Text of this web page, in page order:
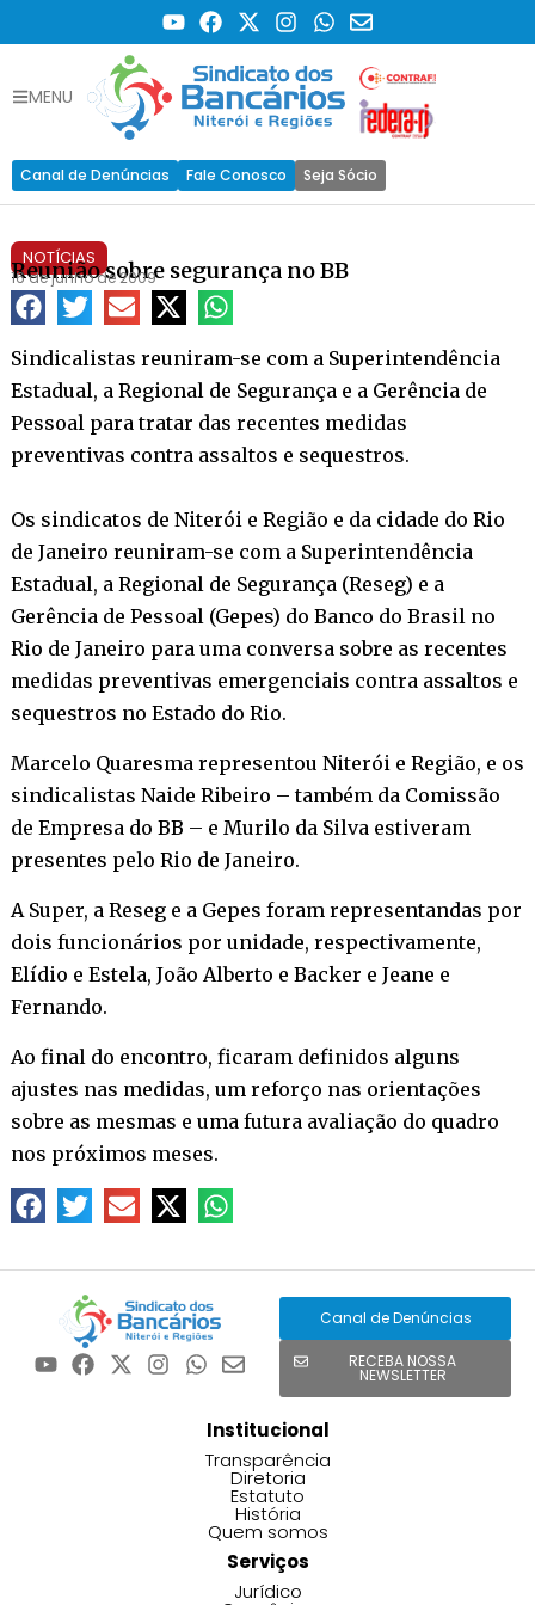
MENU
Canal de Denúncias Fale Conosco Seja Sócio
NOTÍCIAS
Reunião sobre segurança no BB
16 de junho de 2009
Sindicalistas reuniram-se com a Superintendência
Estadual, a Regional de Segurança e a Gerência de
Pessoal para tratar das recentes medidas
preventivas contra assaltos e sequestros.
Os sindicatos de Niterói e Região e da cidade do Rio
de Janeiro reuniram-se com a Superintendência
Estadual, a Regional de Segurança (Reseg) e a
Gerência de Pessoal (Gepes) do Banco do Brasil no
Rio de Janeiro para uma conversa sobre as recentes
medidas preventivas emergenciais contra assaltos e
sequestros no Estado do Rio.
Marcelo Quaresma representou Niterói e Região, e os
sindicalistas Naide Ribeiro – também da Comissão
de Empresa do BB – e Murilo da Silva estiveram
presentes pelo Rio de Janeiro.
A Super, a Reseg e a Gepes foram representandas por
dois funcionários por unidade, respectivamente,
Elídio e Estela, João Alberto e Backer e Jeane e
Fernando.
Ao final do encontro, ficaram definidos alguns
ajustes nas medidas, um reforço nas orientações
sobre as mesmas e uma futura avaliação do quadro
nos próximos meses.
Canal de Denúncias
RECEBA NOSSA
NEWSLETTER
Institucional
Transparência
Diretoria
Estatuto
História
Quem somos
Serviços
Jurídico